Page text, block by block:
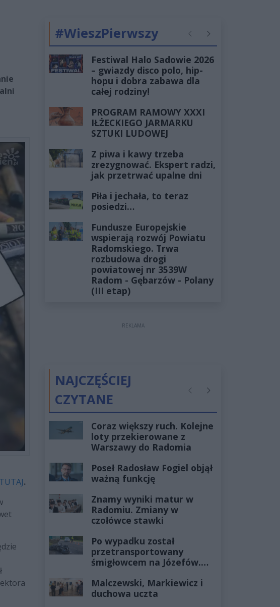
TUTAJ.
#WieszPierwszy PoprzednieNastępne
Festiwal Halo Sadowie 2026
– gwiazdy disco polo, hip-
hopu i dobra zabawa dla
całej rodziny!
PROGRAM RAMOWY XXXI
IŁŻECKIEGO JARMARKU
SZTUKI LUDOWEJ
Z piwa i kawy trzeba
zrezygnować. Ekspert radzi,
jak przetrwać upalne dni
Piła i jechała, to teraz
posiedzi…
Fundusze Europejskie
wspierają rozwój Powiatu
Radomskiego. Trwa
rozbudowa drogi
powiatowej nr 3539W
Radom - Gębarzów - Polany
(III etap)
REKLAMA
NAJCZĘŚCIEJ
CZYTANE
PoprzednieNastępne
Coraz większy ruch. Kolejne
loty przekierowane z
Warszawy do Radomia
Poseł Radosław Fogiel objął
ważną funkcję
Znamy wyniki matur w
Radomiu. Zmiany w
czołówce stawki
Po wypadku został
przetransportowany
śmigłowcem na Józefów.
żyłach
Malczewski, Markiewicz i
duchowa uczta